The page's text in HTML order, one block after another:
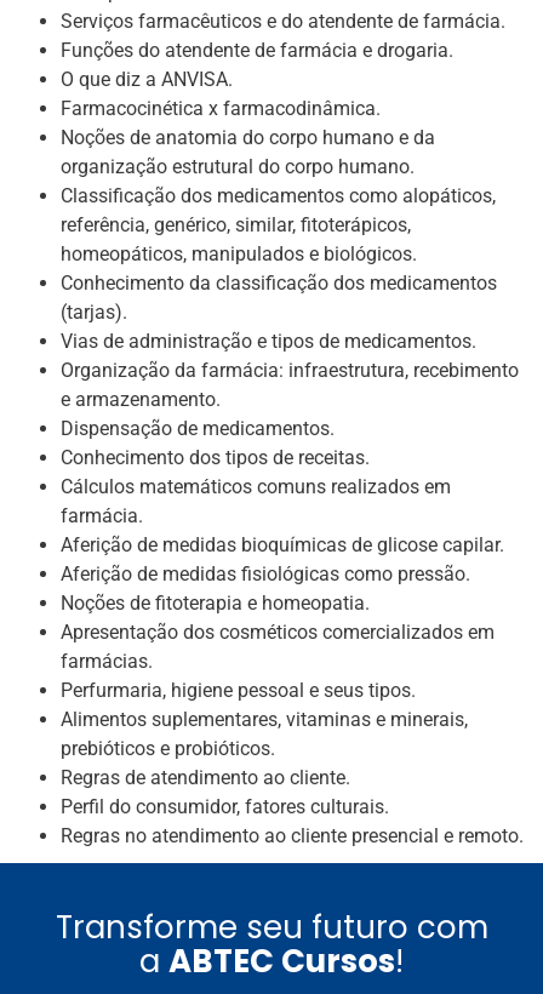
Serviços farmacêuticos e do atendente de farmácia.
Funções do atendente de farmácia e drogaria.
O que diz a ANVISA.
Farmacocinética x farmacodinâmica.
Noções de anatomia do corpo humano e da
organização estrutural do corpo humano.
Classificação dos medicamentos como alopáticos,
referência, genérico, similar, fitoterápicos,
homeopáticos, manipulados e biológicos.
Conhecimento da classificação dos medicamentos
(tarjas).
Vias de administração e tipos de medicamentos.
Organização da farmácia: infraestrutura, recebimento
e armazenamento.
Dispensação de medicamentos.
Conhecimento dos tipos de receitas.
Cálculos matemáticos comuns realizados em
farmácia.
Aferição de medidas bioquímicas de glicose capilar.
Aferição de medidas fisiológicas como pressão.
Noções de fitoterapia e homeopatia.
Apresentação dos cosméticos comercializados em
farmácias.
Perfurmaria, higiene pessoal e seus tipos.
Alimentos suplementares, vitaminas e minerais,
prebióticos e probióticos.
Regras de atendimento ao cliente.
Perfil do consumidor, fatores culturais.
Regras no atendimento ao cliente presencial e remoto.
Transforme seu futuro com
a ABTEC Cursos!